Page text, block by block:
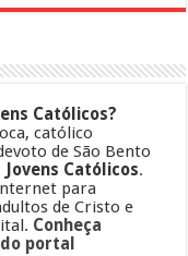
Católicos?
católico
de São Bento
Jovens Católicos.
para
de Cristo e
Conheça
portal